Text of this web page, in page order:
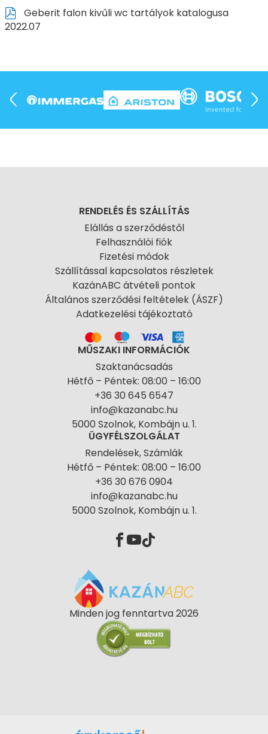
Geberit falon kivűli wc tartályok katalogusa
2022.07
RENDELÉS ÉS SZÁLLÍTÁS
Elállás a szerződéstől
Felhasználói fiók
Fizetési módok
Szállítással kapcsolatos részletek
KazánABC átvételi pontok
Általános szerződési feltételek (ÁSZF)
Adatkezelési tájékoztató
MŰSZAKI INFORMÁCIÓK
Szaktanácsadás
Hétfő – Péntek: 08:00 – 16:00
+36 30 645 6547
info@kazanabc.hu
5000 Szolnok, Kombájn u. 1.
ÜGYFÉLSZOLGÁLAT
Rendelések, Számlák
Hétfő – Péntek: 08:00 – 16:00
+36 30 676 0904
info@kazanabc.hu
5000 Szolnok, Kombájn u. 1.
Minden jog fenntartva 2026